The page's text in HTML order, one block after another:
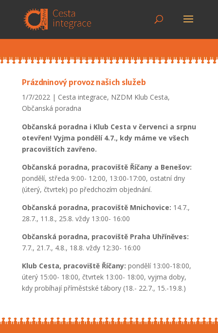
Prázdninový provoz našich služeb
1/7/2022 Cesta integrace, NZDM Klub Cesta,
Občanská poradna
Občanská poradna i Klub Cesta v červenci a srpnu
otevřen! Vyjma pondělí 4.7., kdy máme ve všech
pracovištích zavřeno.
Občanská poradna, pracoviště Říčany a Benešov:
pondělí, středa 9:00- 12:00, 13:00-17:00, ostatní dny
(úterý, čtvrtek) po předchozím objednání.
Občanská poradna, pracoviště Mnichovice: 14.7.,
28.7., 11.8., 25.8. vždy 13:00- 16:00
Občanská poradna, pracoviště Praha Uhříněves:
7.7., 21.7., 4.8., 18.8. vždy 12:30- 16:00
Klub Cesta, pracoviště Říčany: pondělí 13:00-18:00,
úterý 15:00- 18:00, čtvrtek 13:00- 18:00, vyjma doby,
kdy probíhají příměstské tábory (18.- 22.7., 15.-19.8.)